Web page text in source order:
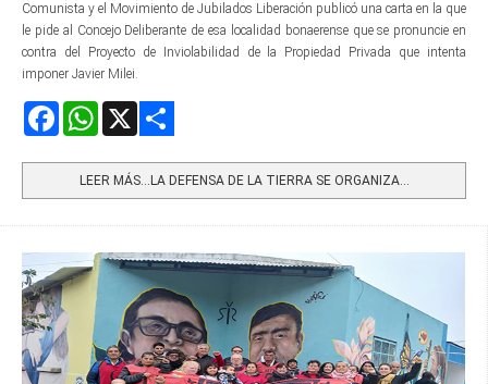
Comunista y el Movimiento de Jubilados Liberación publicó una carta en la que
le pide al Concejo Deliberante de esa localidad bonaerense que se pronuncie en
contra del Proyecto de Inviolabilidad de la Propiedad Privada que intenta
imponer Javier Milei.
FacebookWhatsApp
LEER MÁS…LA DEFENSA DE LA TIERRA SE ORGANIZA...